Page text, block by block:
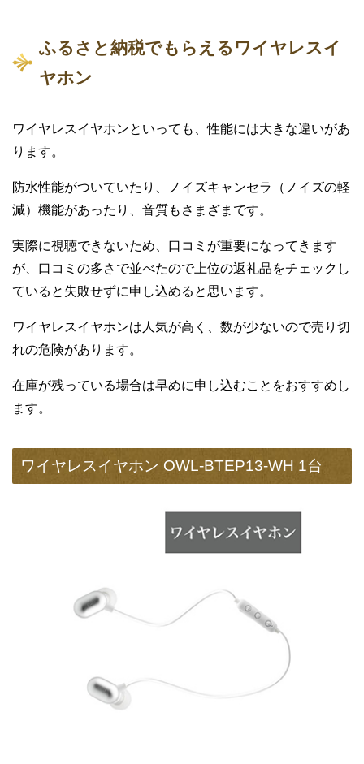
ふるさと納税でもらえるワイヤレスイ
ヤホン
ワイヤレスイヤホンといっても、性能には大きな違いがあ
ります。
防水性能がついていたり、ノイズキャンセラ（ノイズの軽
減）機能があったり、音質もさまざまです。
実際に視聴できないため、口コミが重要になってきます
が、口コミの多さで並べたので上位の返礼品をチェックし
ていると失敗せずに申し込めると思います。
ワイヤレスイヤホンは人気が高く、数が少ないので売り切
れの危険があります。
在庫が残っている場合は早めに申し込むことをおすすめし
ます。
ワイヤレスイヤホン OWL-BTEP13-WH 1台